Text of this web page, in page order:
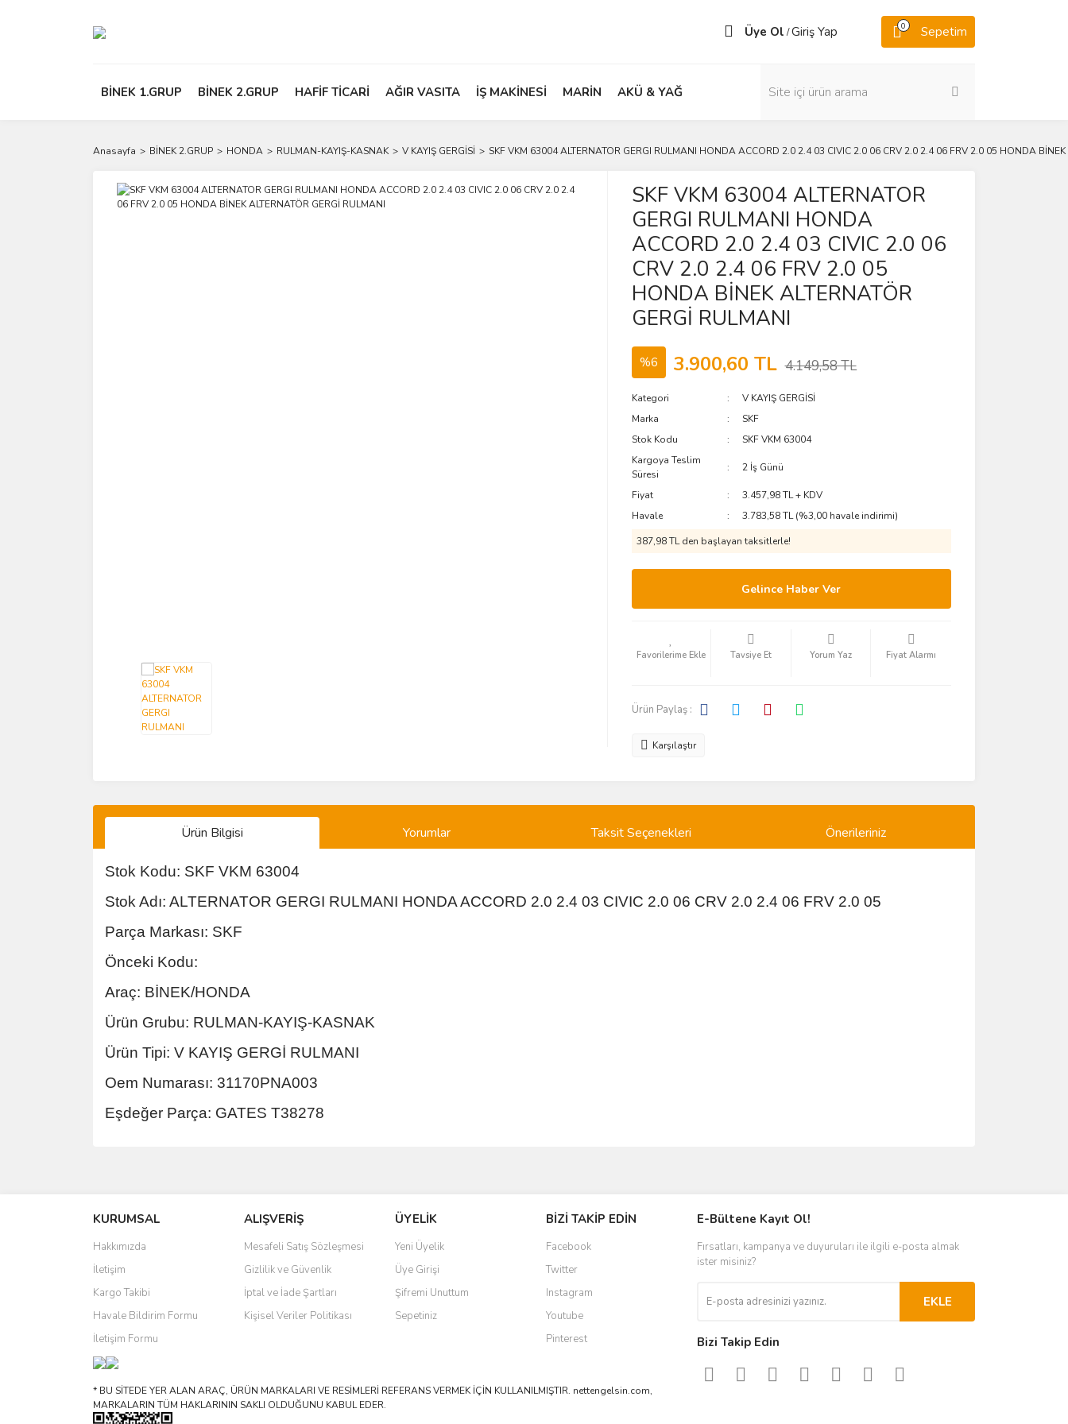
Üye Ol /Giriş Yap 0 Sepetim
BİNEK 1.GRUP BİNEK 2.GRUP HAFİF TİCARİ AĞIR VASITA İŞ MAKİNESİ MARİN AKÜ & YAĞ
Anasayfa BİNEK 2.GRUP HONDA RULMAN-KAYIŞ-KASNAK V KAYIŞ GERGİSİ SKF VKM 63004 ALTERNATOR GERGI RULMANI HONDA ACCORD 2.0 2.4 03 CIVIC 2.0 06 CRV 2.0 2.4 06 FRV 2.0 05 HONDA BİNEK
SKF VKM 63004 ALTERNATOR
GERGI RULMANI HONDA
ACCORD 2.0 2.4 03 CIVIC 2.0 06
CRV 2.0 2.4 06 FRV 2.0 05
HONDA BİNEK ALTERNATÖR
GERGİ RULMANI
%6 3.900,60 TL 4.149,58 TL
Kategori
V KAYIŞ GERGİSİ
Marka
SKF
Stok Kodu
SKF VKM 63004
Kargoya Teslim
Süresi
2 İş Günü
Fiyat
3.457,98 TL + KDV
Havale
3.783,58 TL (%3,00 havale indirimi)
387,98 TL den başlayan taksitlerle!
Gelince Haber Ver
Tavsiye Et Yorum Yaz Fiyat Alarmı
Ürün Paylaş :
Karşılaştır
Ürün Bilgisi Yorumlar Taksit Seçenekleri Önerileriniz
Stok Kodu: SKF VKM 63004
Stok Adı: ALTERNATOR GERGI RULMANI HONDA ACCORD 2.0 2.4 03 CIVIC 2.0 06 CRV 2.0 2.4 06 FRV 2.0 05
Parça Markası: SKF
Önceki Kodu:
Araç: BİNEK/HONDA
Ürün Grubu: RULMAN-KAYIŞ-KASNAK
Ürün Tipi: V KAYIŞ GERGİ RULMANI
Oem Numarası: 31170PNA003
Eşdeğer Parça: GATES T38278
Ürün resmi kalitesiz, bozuk veya görüntülenemiyor.
Ürün açıklamasında eksik bilgiler bulunuyor.
Ürün bilgilerinde hatalar bulunuyor.
Ürün fiyatı diğer sitelerden daha pahalı.
Bu ürüne benzer farklı alternatifler olmalı.
KURUMSAL
Hakkımızda
İletişim
Kargo Takibi
Havale Bildirim Formu
İletişim Formu
ALIŞVERİŞ
Mesafeli Satış Sözleşmesi
Gizlilik ve Güvenlik
İptal ve İade Şartları
Kişisel Veriler Politikası
ÜYELİK
Yeni Üyelik
Üye Girişi
Şifremi Unuttum
Sepetiniz
BİZİ TAKİP EDİN
Facebook
Twitter
Instagram
Youtube
Pinterest
* BU SİTEDE YER ALAN ARAÇ, ÜRÜN MARKALARI VE RESİMLERİ REFERANS VERMEK İÇİN KULLANILMIŞTIR. nettengelsin.com,
MARKALARIN TÜM HAKLARININ SAKLI OLDUĞUNU KABUL EDER.
E-Bültene Kayıt Ol!
Fırsatları, kampanya ve duyuruları ile ilgili e-posta almak
ister misiniz?
EKLE
Bizi Takip Edin